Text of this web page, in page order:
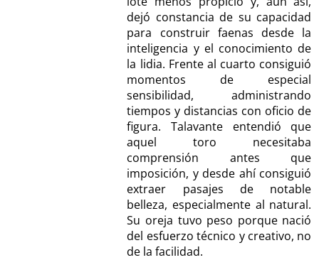
dejó constancia de su capacidad
para construir faenas desde la
inteligencia y el conocimiento de
la lidia. Frente al cuarto consiguió
momentos de especial
sensibilidad, administrando
tiempos y distancias con oficio de
figura. Talavante entendió que
aquel toro necesitaba
comprensión antes que
imposición, y desde ahí consiguió
extraer pasajes de notable
belleza, especialmente al natural.
Su oreja tuvo peso porque nació
del esfuerzo técnico y creativo, no
de la facilidad.